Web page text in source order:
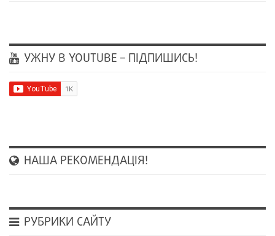
УЖНУ В YOUTUBE – ПІДПИШИСЬ!
НАША РЕКОМЕНДАЦІЯ!
РУБРИКИ САЙТУ